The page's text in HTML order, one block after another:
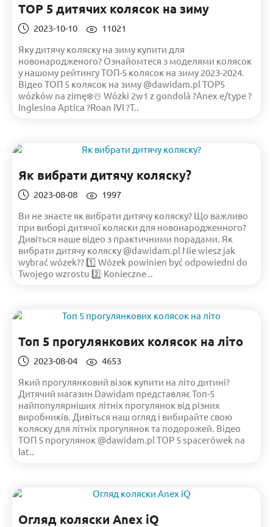
TOP 5 дитячих колясок на зиму
2023-10-10
11021
Яку дитячу коляску на зиму купити для
новонародженого? Ознайомтеся з моделями колясок
у нашому рейтингу ТОП-5 колясок на зиму 2023-2024.
Відео ТОП 5 колясок на зиму @dawidam.pl TOP5
wózków na zimę❄️☃️ Wózki 2w1 z gondolà ?Anex e/type ?
Inglesina Aptica ?Roan IVI ?T..
Як вибрати дитячу коляску?
2023-08-08
1997
Ви не знаєте як вибрати дитячу коляску? Що важливо
при виборі дитячої коляски для новонародженного?
Дивіться наше відео з практичними порадами. Як
вибрати дитячу коляску @dawidam.pl Nie wiesz jak
wybrać wózek?? 1️⃣ Wózek powinien być odpowiedni do
Twojego wzrostu 2️⃣ Konieczne ..
Топ 5 прогулянкових колясок на літо
2023-08-04
4653
Який прогулянковий візок купити на літо дитині?
Дитячий магазин Dawidam представляє Топ-5
найпопулярніших літніх прогулянок від різних
виробників. Дивіться наш огляд і вибирайте свою
коляску для літніх прогулянок та подорожей. Відео
ТОП 5 прогулянок @dawidam.pl TOP 5 spacerówek na
lat..
Огляд коляски Anex iQ